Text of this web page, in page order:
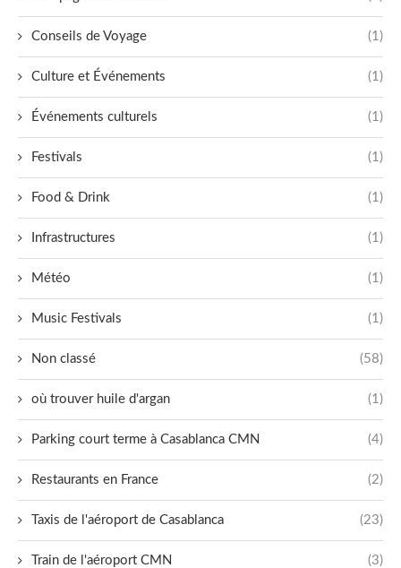
Conseils de Voyage (1)
Culture et Événements (1)
Événements culturels (1)
Festivals (1)
Food & Drink (1)
Infrastructures (1)
Météo (1)
Music Festivals (1)
Non classé (58)
où trouver huile d'argan (1)
Parking court terme à Casablanca CMN (4)
Restaurants en France (2)
Taxis de l'aéroport de Casablanca (23)
Train de l'aéroport CMN (3)